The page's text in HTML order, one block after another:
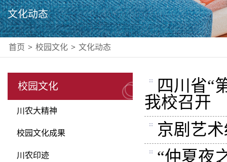
文化动态
首页 > 校园文化 > 文化动态
校园文化
川农大精神
校园文化成果
川农印迹
四川省“
我校召开
京剧艺
“仲夏夜